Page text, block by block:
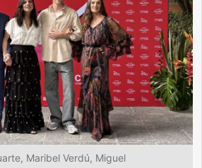
Maribel Verdú, Miguel